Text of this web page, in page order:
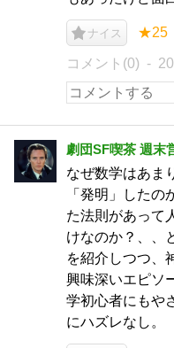
ナイス ★25
コメント(0)
劇団SF喫茶 週末
なぜ数学はあま
「発明」した
た法則があって
けなのか？、、
を紹介しつつ、
興味深いエピソ
学初心者にもや
にハズレなし。